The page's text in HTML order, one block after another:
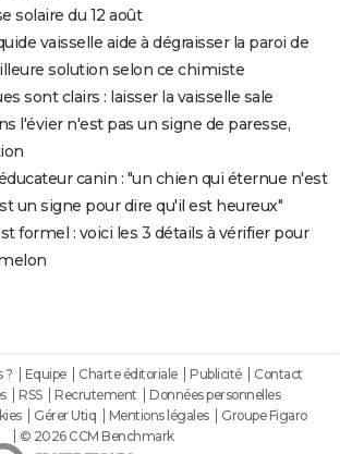
solaire du 12 août
vaisselle aide à dégraisser la paroi de
solution selon ce chimiste
sont clairs : laisser la vaisselle sale
l'évier n'est pas un signe de paresse,
canin : "un chien qui éternue n'est
un signe pour dire qu'il est heureux"
formel : voici les 3 détails à vérifier pour
? Equipe Charte éditoriale Publicité
Contact
RSS Recrutement
Données personnelles
Gérer Utiq Mentions légales
Groupe Figaro
© 2026 CCM Benchmark